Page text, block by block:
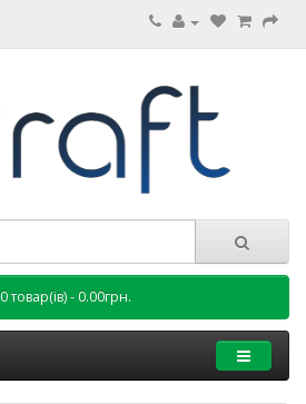
0 товар(ів) - 0.00грн.